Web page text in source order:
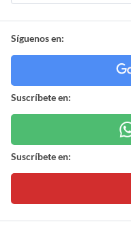
Síguenos en:
Suscríbete en:
Suscríbete en: